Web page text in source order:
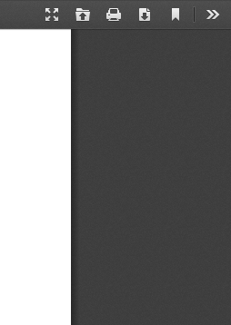
Presentation
Open Print Download
Current